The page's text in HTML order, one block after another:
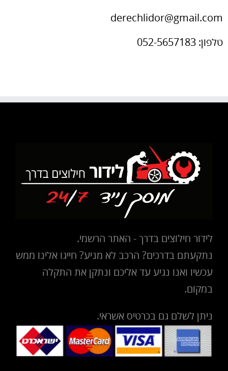
derechlidor@gmail.com
טלפון: 052-5657183
לידור חילוצים בדרך - האתר הרשמי.
נתקעתם בדרכים? הרכב לא מניע? חייגו אלינו ממש
עכשיו ואנו נגיע עד אליכם ונתקן את התקלה
במקום.
ניתן לשלם גם בכרטיס אשראי.